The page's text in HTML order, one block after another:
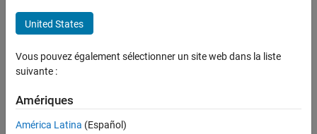
United States
Vous pouvez également sélectionner un site web dans la liste
suivante :
Amériques
América Latina (Español)